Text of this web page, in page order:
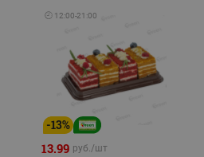
🕘 12:00-21:00
-13%
13.99 руб./шт